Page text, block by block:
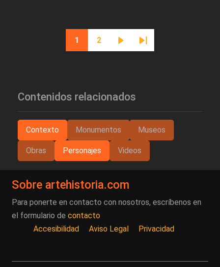
Paginación
Página actual
1
Página
2
Siguiente página
Última página
Contenidos relacionados
Contexto Monumentos Museos
Obras Personajes Videos
Sobre artehistoria.com
Para ponerte en contacto con nosotros, escríbenos en
el formulario de contacto
Accesibilidad
Aviso Legal Privacidad